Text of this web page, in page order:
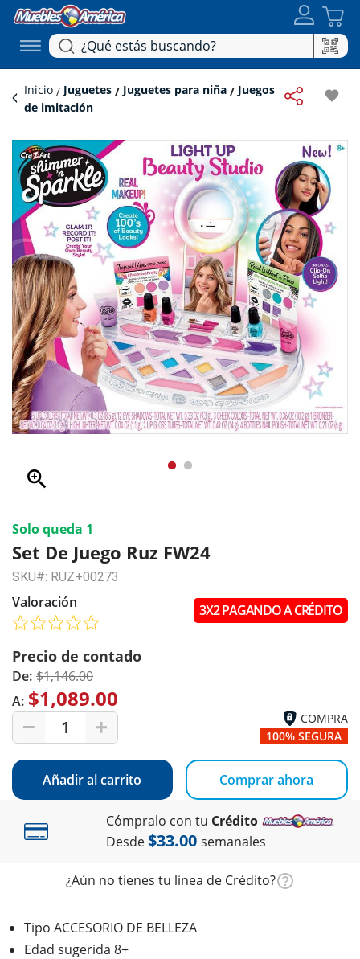
Inicio Juguetes Juguetes para niña
Juegos
de imitación
favorite
zoom_in
Solo queda 1
Set De Juego Ruz FW24
SKU#: RUZ+00273
Valoración
Precio de contado
De: $1,146.00
A: $1,089.00
1
3X2 PAGANDO A CRÉDITO
COMPRA
100% SEGURA
Añadir al carrito Comprar ahora
Cómpralo con tu Crédito
Desde$33.00 semanales
¿Aún no tienes tu linea de Crédito?
Tipo ACCESORIO DE BELLEZA
Edad sugerida 8+